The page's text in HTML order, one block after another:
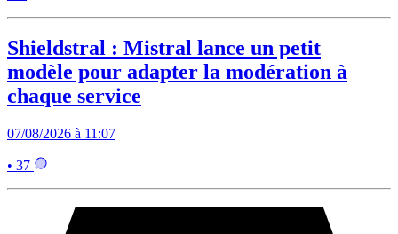
Shieldstral : Mistral lance un petit
modèle pour adapter la modération à
chaque service
07/08/2026 à 11:07
• 37